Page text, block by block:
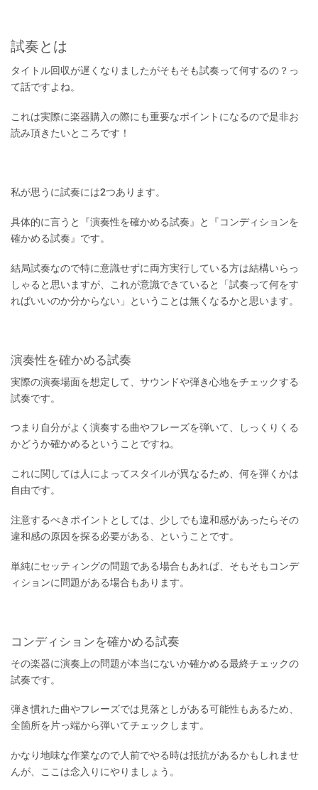
試奏とは
タイトル回収が遅くなりましたがそもそも試奏って何するの？っ
て話ですよね。
これは実際に楽器購入の際にも重要なポイントになるので是非お
読み頂きたいところです！
私が思うに試奏には2つあります。
具体的に言うと『演奏性を確かめる試奏』と『コンディションを
確かめる試奏』です。
結局試奏なので特に意識せずに両方実行している方は結構いらっ
しゃると思いますが、これが意識できていると「試奏って何をす
ればいいのか分からない」ということは無くなるかと思います。
演奏性を確かめる試奏
実際の演奏場面を想定して、サウンドや弾き心地をチェックする
試奏です。
つまり自分がよく演奏する曲やフレーズを弾いて、しっくりくる
かどうか確かめるということですね。
これに関しては人によってスタイルが異なるため、何を弾くかは
自由です。
注意するべきポイントとしては、少しでも違和感があったらその
違和感の原因を探る必要がある、ということです。
単純にセッティングの問題である場合もあれば、そもそもコンデ
ィションに問題がある場合もあります。
コンディションを確かめる試奏
その楽器に演奏上の問題が本当にないか確かめる最終チェックの
試奏です。
弾き慣れた曲やフレーズでは見落としがある可能性もあるため、
全箇所を片っ端から弾いてチェックします。
かなり地味な作業なので人前でやる時は抵抗があるかもしれませ
んが、ここは念入りにやりましょう。